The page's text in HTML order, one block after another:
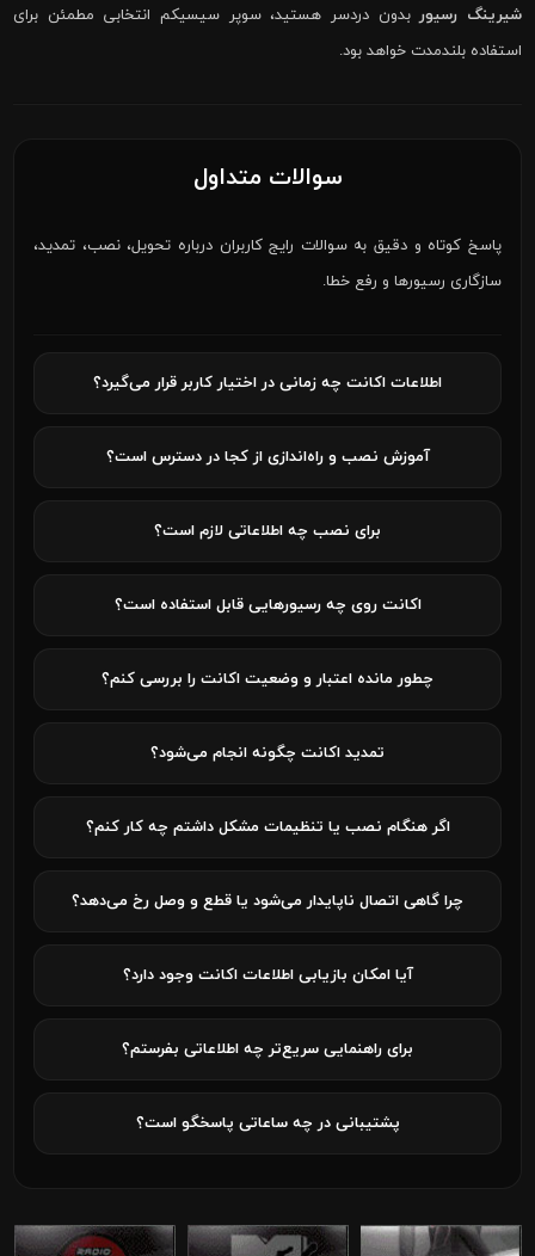
شیرینگ رسیوربدون دردسر هستید، سوپر سیسیکم انتخابی مطمئن برای
استفاده بلندمدت خواهد بود.
سوالات متداول
پاسخ کوتاه و دقیق به سوالات رایج کاربران درباره تحویل، نصب، تمدید،
سازگاری رسیورها و رفع خطا.
اطلاعات اکانت چه زمانی در اختیار کاربر قرار می‌گیرد؟
آموزش نصب و راه‌اندازی از کجا در دسترس است؟
برای نصب چه اطلاعاتی لازم است؟
اکانت روی چه رسیورهایی قابل استفاده است؟
چطور مانده اعتبار و وضعیت اکانت را بررسی کنم؟
تمدید اکانت چگونه انجام می‌شود؟
اگر هنگام نصب یا تنظیمات مشکل داشتم چه کار کنم؟
چرا گاهی اتصال ناپایدار می‌شود یا قطع و وصل رخ می‌دهد؟
آیا امکان بازیابی اطلاعات اکانت وجود دارد؟
برای راهنمایی سریع‌تر چه اطلاعاتی بفرستم؟
پشتیبانی در چه ساعاتی پاسخگو است؟